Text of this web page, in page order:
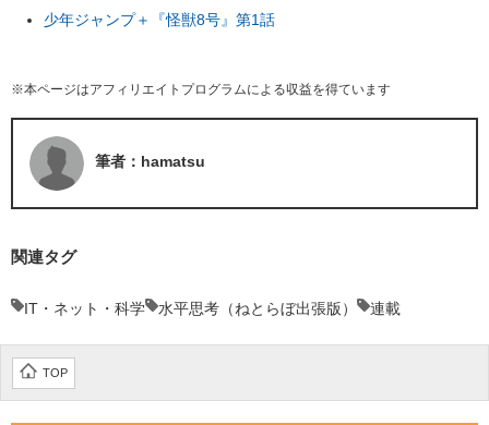
少年ジャンプ＋『怪獣8号』第1話
※本ページはアフィリエイトプログラムによる収益を得ています
筆者：hamatsu
関連タグ
IT・ネット・科学 水平思考（ねとらぼ出張版） 連載
TOP